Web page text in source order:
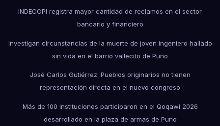
INDECOPI registra mayor cantidad de reclamos en el sector
bancario y financiero
Investigan circunstancias de la muerte de joven ingeniero hallado
sin vida en el barrio vallecito de Puno
José Carlos Gutiérrez: Pueblos originarios no tienen
representación directa en el nuevo congreso
Más de 100 instituciones participaron en el Qoqawi 2026
desarrollado en la plaza de armas de Puno